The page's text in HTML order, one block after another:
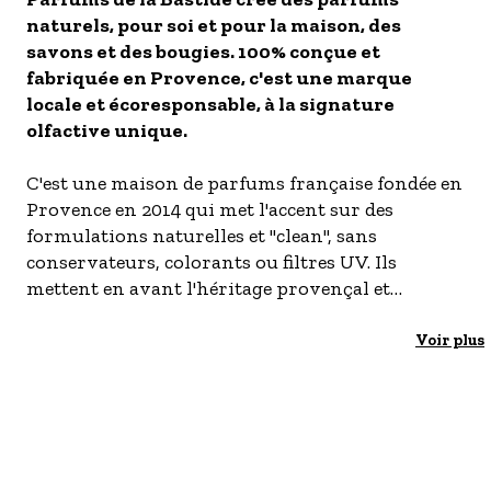
- Les établissements Accueil vélo
LES OFFRES MYPROVENCE
S'inscrire à nos newsletters
naturels, pour soi et pour la maison, des
savons et des bougies. 100% conçue et
fabriquée en Provence, c'est une marque
locale et écoresponsable, à la signature
olfactive unique.
C'est une maison de parfums française fondée en
Provence en 2014 qui met l'accent sur des
formulations naturelles et "clean", sans
conservateurs, colorants ou filtres UV. Ils
mettent en avant l'héritage provençal et
Voir plus